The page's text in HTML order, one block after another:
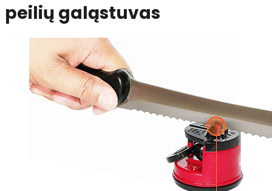
peilių galąstuvas